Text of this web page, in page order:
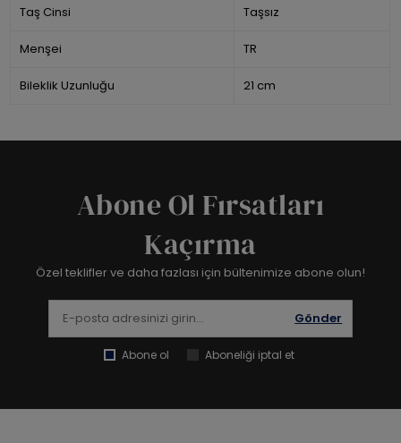
Taş Cinsi Taşsız
Menşei TR
Bileklik Uzunluğu 21 cm
Abone Ol Fırsatları
Kaçırma
Özel teklifler ve daha fazlası için bültenimize abone olun!
Gönder
Abone ol Aboneliği iptal et